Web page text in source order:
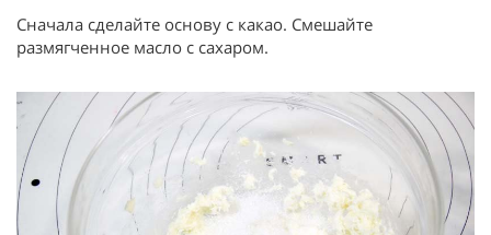
Сначала сделайте основу с какао. Смешайте
размягченное масло с сахаром.